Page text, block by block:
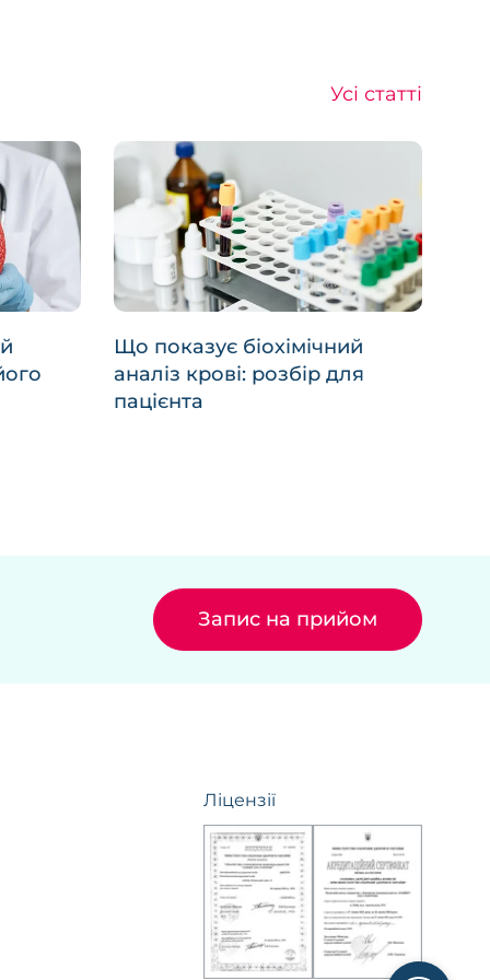
Усі статті
Що показує біохімічний
аналіз крові: розбір для
пацієнта
Запис на прийом
Ліцензії